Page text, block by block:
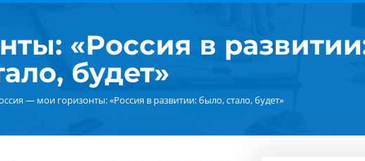
«Россия в
будет»
— мои горизонты: «Россия в развитии: было, стало, будет»